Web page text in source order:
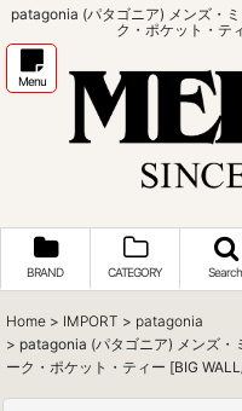
patagonia (パタゴニア) メンズ・
ク・ポケット・テ
Menu
BRAND CATEGORY Search
Home > IMPORT > patagonia
> patagonia (パタゴニア) メンズ・
ーク・ポケット・ティー [BIG